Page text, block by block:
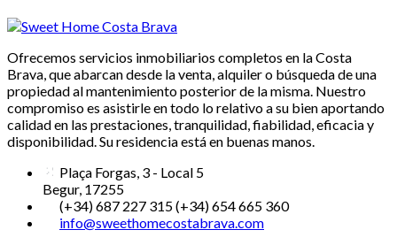
Ofrecemos servicios inmobiliarios completos en la Costa
Brava, que abarcan desde la venta, alquiler o búsqueda de una
propiedad al mantenimiento posterior de la misma. Nuestro
compromiso es asistirle en todo lo relativo a su bien aportando
calidad en las prestaciones, tranquilidad, fiabilidad, eficacia y
disponibilidad. Su residencia está en buenas manos.
Plaça Forgas, 3 - Local 5
Begur, 17255
(+34) 687 227 315 (+34) 654 665 360
info@sweethomecostabrava.com